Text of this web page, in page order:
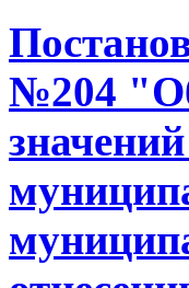
№204